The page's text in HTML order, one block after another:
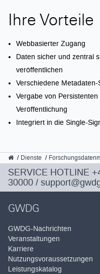
Ihre Vorteile
Webbasierter Zugang
Daten sicher und zentral
veröffentlichen
Verschiedene
Vergabe von
Veröffentlichung
Integriert in die Single-
GWDG
Dienste
SERVICE HOTLINE
30000 /
GWDG
GWDG-Nachrichten
Veranstaltungen
Karriere
Nutzungsvoraussetzungen
Leistungskatalog